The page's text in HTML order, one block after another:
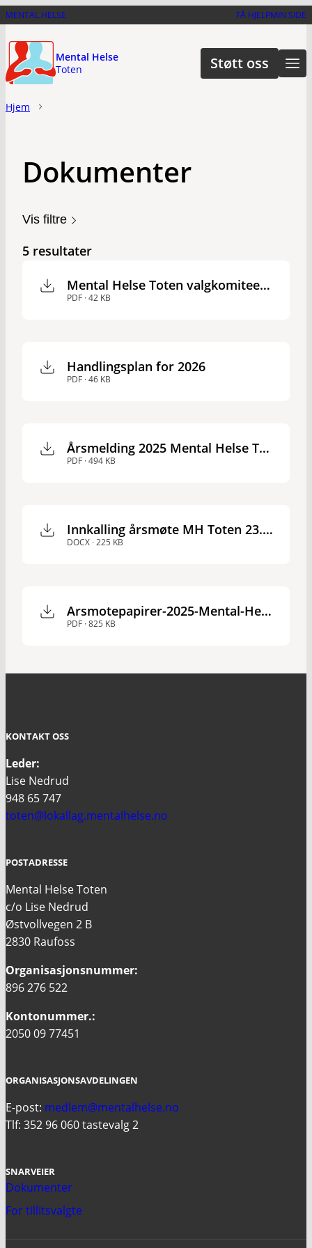
Hopp
hovedinnhold
MENTAL HELSE FÅ HJELPMIN SIDE
Mental Helse
Toten
Støtt oss
Hjem
Dokumenter
Vis filtre
5 resultater
Mental Helse Toten valgkomiteens innstilling 2026
PDF · 42 KB
Handlingsplan for 2026
PDF · 46 KB
Årsmelding 2025 Mental Helse Toten
PDF · 494 KB
Innkalling årsmøte MH Toten 23.feb 2026
DOCX · 225 KB
Arsmotepapirer-2025-Mental-Helse-Toten
PDF · 825 KB
KONTAKT OSS
Leder:
Lise Nedrud
948 65 747
toten@lokallag.mentalhelse.no
POSTADRESSE
Mental Helse Toten
c/o Lise Nedrud
Østvollvegen 2 B
2830 Raufoss
Organisasjonsnummer:
896 276 522
Kontonummer.:
2050 09 77451
ORGANISASJONSAVDELINGEN
E-post: medlem@mentalhelse.no
Tlf: 352 96 060 tastevalg 2
SNARVEIER
Dokumenter
For tillitsvalgte